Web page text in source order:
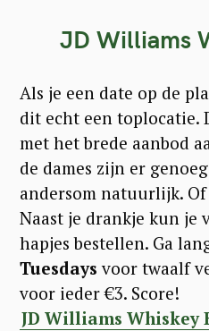
JD Williams
Als je een date op de
dit echt een toplocatie.
met het brede aanbod
de dames zijn er
andersom natuurlijk. Of
Naast je drankje kun je
hapjes bestellen. Ga
Tuesdays voor twaalf
voor ieder €3. Score!
JD Williams Whiskey